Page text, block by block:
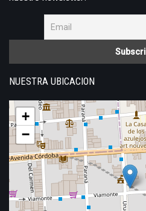
NUESTRA UBICACION
+
−